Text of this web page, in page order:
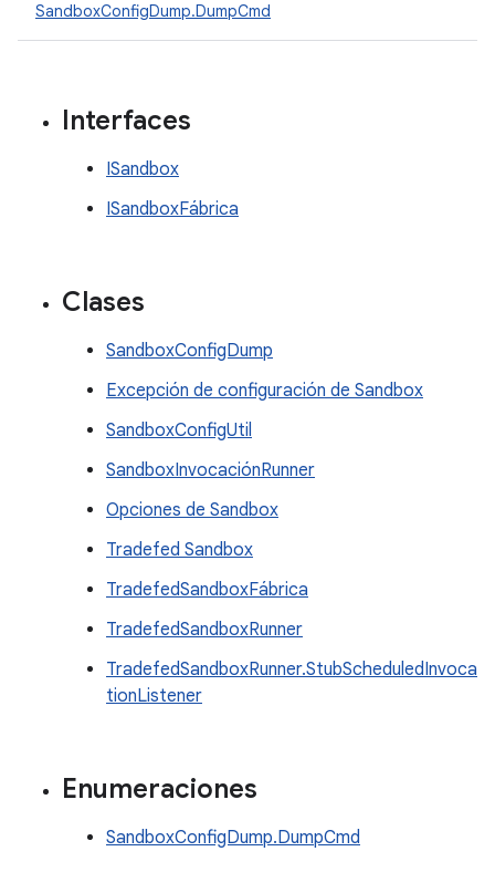
SandboxConfigDump.DumpCmd
Interfaces
ISandbox
ISandboxFábrica
Clases
SandboxConfigDump
Excepción de configuración de Sandbox
SandboxConfigUtil
SandboxInvocaciónRunner
Opciones de Sandbox
Tradefed Sandbox
TradefedSandboxFábrica
TradefedSandboxRunner
TradefedSandboxRunner.StubScheduledInvoca
tionListener
Enumeraciones
SandboxConfigDump.DumpCmd